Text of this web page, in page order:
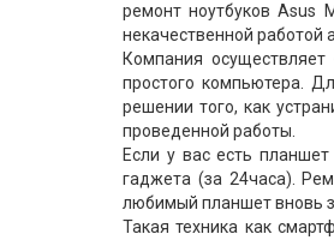
ремонт ноутбуков Asus
некачественной работой
Компания
простого компьютера.
решении того, как
проведенной работы.
Если у вас есть
гаджета (за 24часа).
любимый планшет вновь
Такая техника как